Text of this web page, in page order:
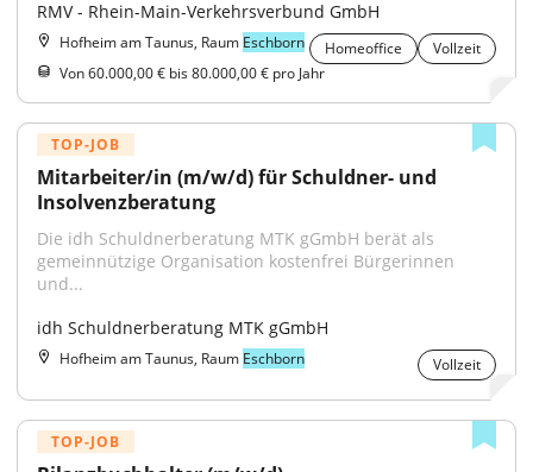
RMV - Rhein-Main-Verkehrsverbund GmbH
Hofheim am Taunus, Raum Eschborn Homeoffice
Vollzeit
Von 60.000,00 € bis 80.000,00 € pro Jahr
TOP-JOB
Mitarbeiter/in (m/w/d) für Schuldner- und
Insolvenzberatung
Die idh Schuldnerberatung MTK gGmbH berät als
gemeinnützige Organisation kostenfrei Bürgerinnen
und...
idh Schuldnerberatung MTK gGmbH
Hofheim am Taunus, Raum Eschborn Vollzeit
TOP-JOB